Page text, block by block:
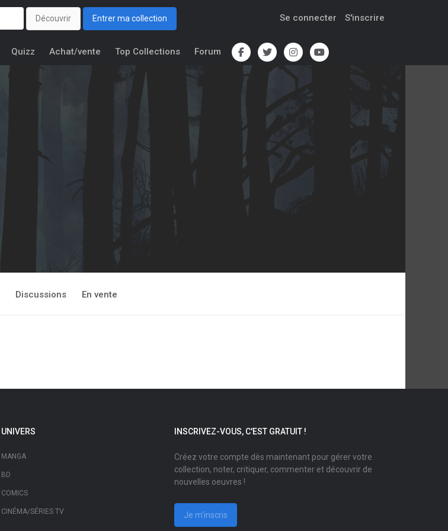
Découvrir Entrer ma collection Se connecter S'inscrire
Quizz Achat/vente Top Collections Forum
Discussions En vente
UNIVERS
MANGA
BD
COMICS
CINÉMA/SÉRIES TV
INSCRIVEZ-VOUS, C'EST GRATUIT !
Créez votre compte dès maintenant pour gérer votre
collection, noter, critiquer, commenter et découvrir de
nouvelles oeuvres !
Je m'inscris